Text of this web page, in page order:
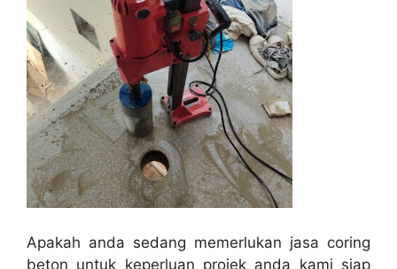
Apakah anda sedang memerlukan jasa coring
beton untuk keperluan projek anda kami siap